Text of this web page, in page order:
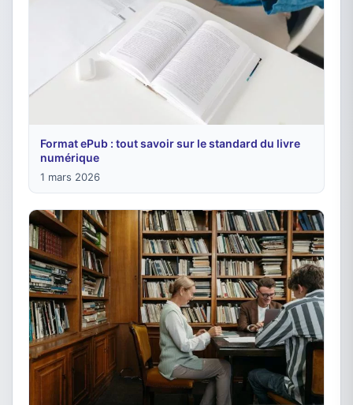
Format ePub : tout savoir sur le standard du livre
numérique
1 mars 2026